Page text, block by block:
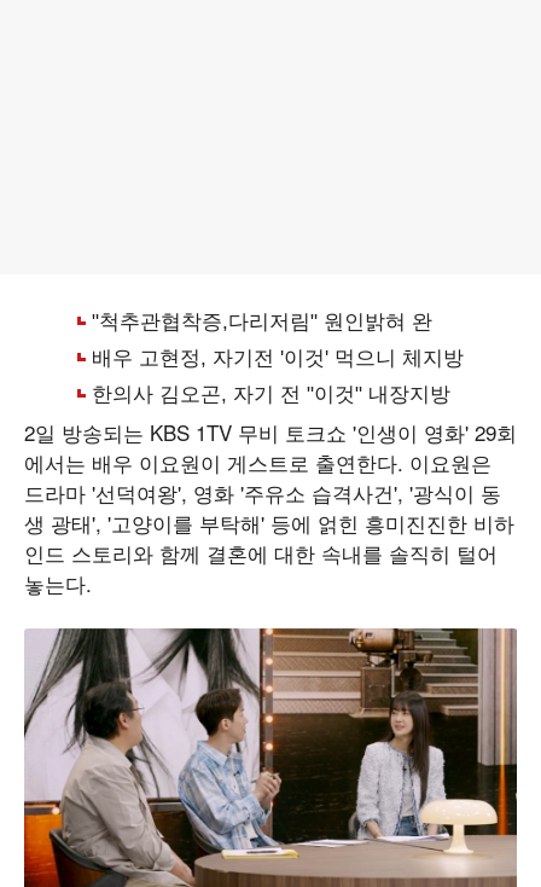
2일 방송되는 KBS 1TV 무비 토크쇼 '인생이 영화' 29회
에서는 배우 이요원이 게스트로 출연한다. 이요원은
드라마 '선덕여왕', 영화 '주유소 습격사건', '광식이 동
생 광태', '고양이를 부탁해' 등에 얽힌 흥미진진한 비하
인드 스토리와 함께 결혼에 대한 속내를 솔직히 털어
놓는다.